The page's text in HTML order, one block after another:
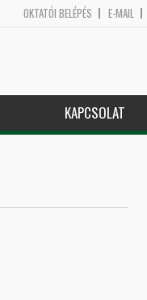
OKTATÓI BELÉPÉS E-MAIL
KAPCSOLAT